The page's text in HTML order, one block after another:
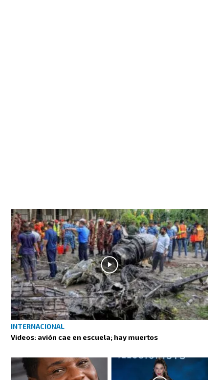
INTERNACIONAL
Videos: avión cae en escuela; hay muertos